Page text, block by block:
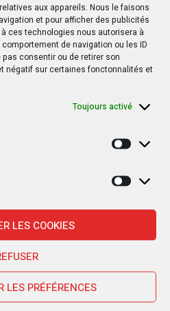
aux appareils. Nous le faisons
et pour afficher des publicités
ces technologies nous autorisera à
de navigation ou les ID
consentir ou de retirer son
négatif sur certaines fonctonnalités et
Toujours activé
LES COOKIES
LES PRÉFÉRENCES